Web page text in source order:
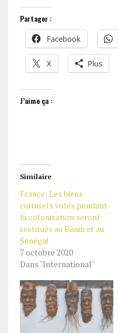
Partager :
Facebook
X Plus
J’aime ça :
Similaire
France: Les biens
culturels volés pendant
la colonisation seront
restitués au Bénin et au
Sénégal
7 octobre 2020
Dans "International"